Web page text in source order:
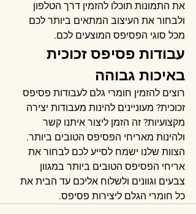
את התמונות תוכלו להזמין דרך הטלפון
ולבחור את העיצוב המתאים ביותר לכם
מכל סוגי הפסיפס המוצעים לכם.
עבודות פסיפס זכוכית
באיכות גבוהה
רוצים להזמין חומרי גלם לעבודות פסיפס
זכוכית? מעוניינים להינות מעבודות יצירה
מקצועיות? זה הזמן ליצור איתנו קשר
ולהינות מאריחי הפסיפס הטובים ביותר.
הצוות שלנו ישמח לסייע לכם לבחור את
אריחי הפסיפס הטובים ביותר במגוון
צבעים וגוונים ולשלוח אליכם עד הבית את
כל חומרי הגלם ליצירות פסיפס.